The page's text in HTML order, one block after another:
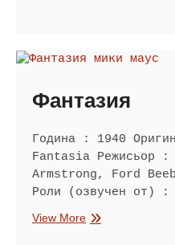
Фантазия
Година : 1940
Fantasia Режисьор :
Armstrong, Ford
Роли (озвучен от)
View MoreФантазия